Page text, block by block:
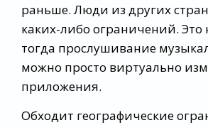
раньше. Люди из других
каких-либо ограничений.
тогда прослушивание
можно просто виртуально
приложения.
Обходит географические